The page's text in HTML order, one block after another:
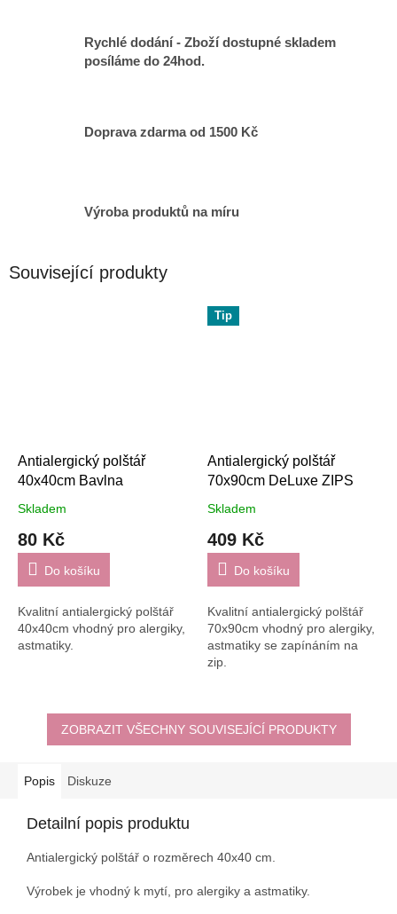
Rychlé dodání - Zboží dostupné skladem
posíláme do 24hod.
Doprava zdarma od 1500 Kč
Výroba produktů na míru
Související produkty
Antialergický polštář
40x40cm Bavlna
Skladem
80 Kč
Do košíku
Kvalitní antialergický polštář
40x40cm vhodný pro alergiky,
astmatiky.
Tip
Antialergický polštář
70x90cm DeLuxe ZIPS
Skladem
409 Kč
Do košíku
Kvalitní antialergický polštář
70x90cm vhodný pro alergiky,
astmatiky se zapínáním na
zip.
ZOBRAZIT VŠECHNY SOUVISEJÍCÍ PRODUKTY
Popis Diskuze
Detailní popis produktu
Antialergický polštář o rozměrech 40x40 cm.
Výrobek je vhodný k mytí, pro alergiky a astmatiky.